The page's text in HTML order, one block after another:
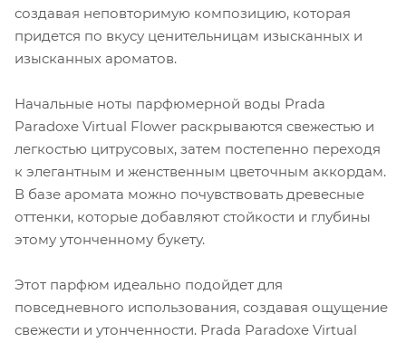
создавая неповторимую композицию, которая
придется по вкусу ценительницам изысканных и
изысканных ароматов.
Начальные ноты парфюмерной воды Prada
Paradoxe Virtual Flower раскрываются свежестью и
легкостью цитрусовых, затем постепенно переходя
к элегантным и женственным цветочным аккордам.
В базе аромата можно почувствовать древесные
оттенки, которые добавляют стойкости и глубины
этому утонченному букету.
Этот парфюм идеально подойдет для
повседневного использования, создавая ощущение
свежести и утонченности. Prada Paradoxe Virtual